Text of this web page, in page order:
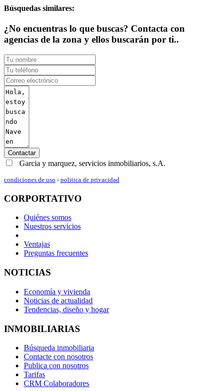
Búsquedas similares:
¿No encuentras lo que buscas? Contacta con
agencias de la zona y ellos buscarán por ti..
Contactar
Garcia y marquez, servicios inmobiliarios, s.A.
condiciones de uso - politica de privacidad
CORPORTATIVO
Quiénes somos
Nuestros servicios
Ventajas
Preguntas frecuentes
NOTICIAS
Economía y vivienda
Noticias de actualidad
Tendencias, diseño y hogar
INMOBILIARIAS
Búsqueda inmobiliaria
Contacte con nosotros
Publica con nosotros
Tarifas
CRM Colaboradores